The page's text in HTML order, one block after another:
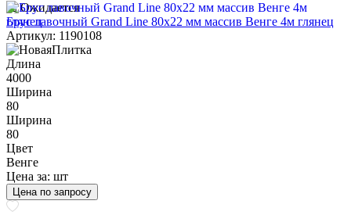
Ожидается
Брус лавочный Grand Line 80х22 мм массив Венге 4м глянец
Артикул: 1190108
Длина
4000
Ширина
80
Ширина
80
Цвет
Венге
Цена за: шт
Цена по запросу